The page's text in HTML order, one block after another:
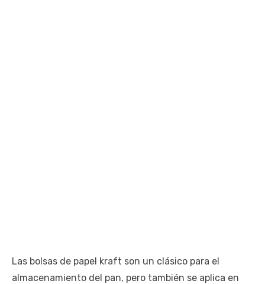
Las bolsas de papel kraft son un clásico para el
almacenamiento del pan, pero también se aplica en